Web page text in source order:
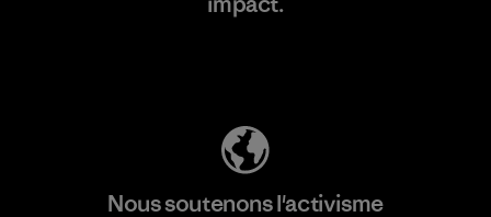
Nous soutenons l'activisme